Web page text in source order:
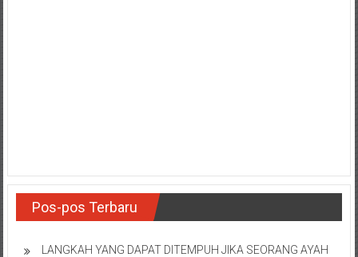
Pos-pos Terbaru
LANGKAH YANG DAPAT DITEMPUH JIKA SEORANG AYAH